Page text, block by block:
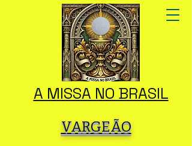
A MISSA NO BRASIL
VARGEÃO